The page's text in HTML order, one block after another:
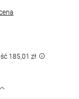
185,01 zł